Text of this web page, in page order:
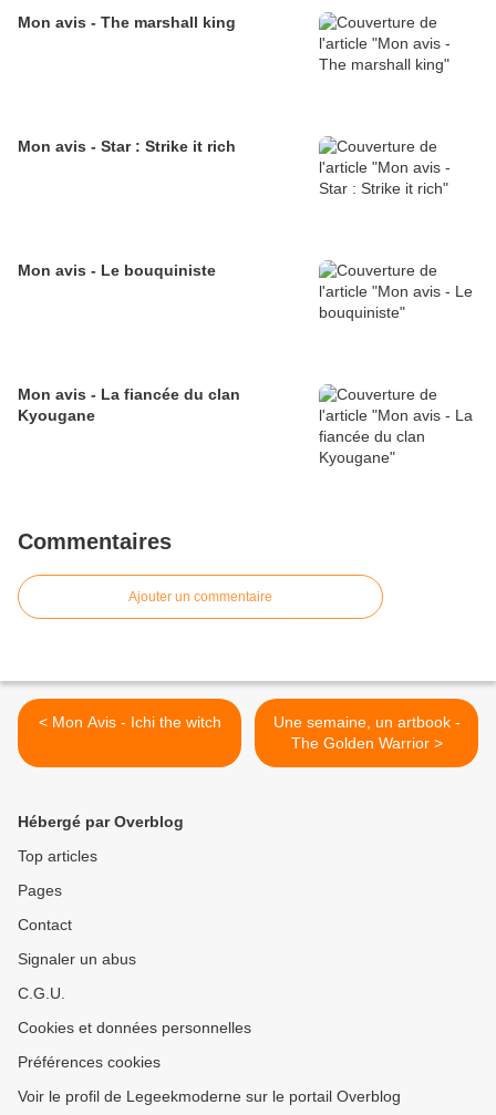
Mon avis - The marshall king
Mon avis - Star : Strike it rich
Mon avis - Le bouquiniste
Mon avis - La fiancée du clan
Kyougane
Commentaires
Ajouter un commentaire
< Mon Avis - Ichi the witch
Une semaine, un artbook -
The Golden Warrior >
Hébergé par Overblog
Top articles
Pages
Contact
Signaler un abus
C.G.U.
Cookies et données personnelles
Préférences cookies
Voir le profil de Legeekmoderne sur le portail Overblog